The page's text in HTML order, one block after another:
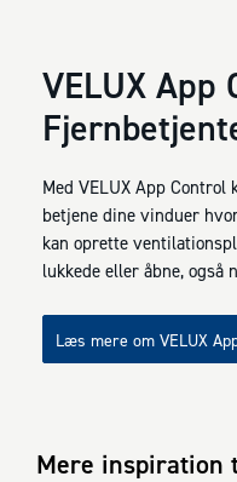
VELUX App
Med VELUX App Control
betjene dine vinduer
kan oprette
lukkede eller åbne, også
Læs mere om VELUX
Mere inspiration